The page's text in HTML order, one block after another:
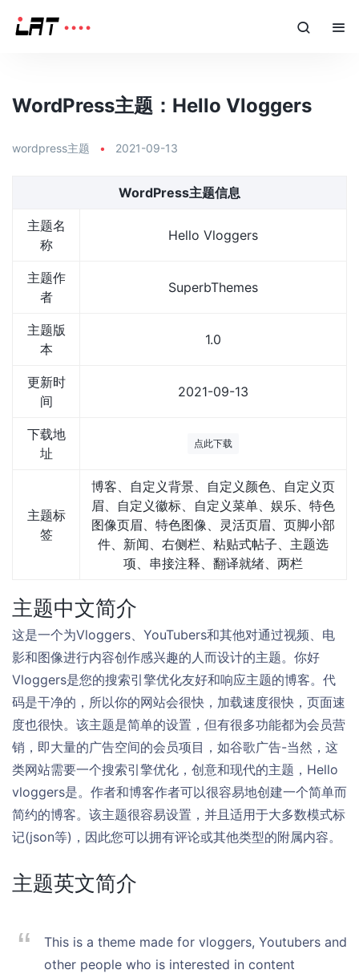
WordPress主题：Hello Vloggers
wordpress主题 • 2021-09-13
WordPress主题信息
主题名
称
Hello Vloggers
主题作
者
SuperbThemes
主题版
本
1.0
更新时
间
2021-09-13
下载地
址
点此下载
主题标
签
博客、自定义背景、自定义颜色、自定义页
眉、自定义徽标、自定义菜单、娱乐、特色
图像页眉、特色图像、灵活页眉、页脚小部
件、新闻、右侧栏、粘贴式帖子、主题选
项、串接注释、翻译就绪、两栏
主题中文简介
这是一个为Vloggers、YouTubers和其他对通过视频、电
影和图像进行内容创作感兴趣的人而设计的主题。你好
Vloggers是您的搜索引擎优化友好和响应主题的博客。代
码是干净的，所以你的网站会很快，加载速度很快，页面速
度也很快。该主题是简单的设置，但有很多功能都为会员营
销，即大量的广告空间的会员项目，如谷歌广告-当然，这
类网站需要一个搜索引擎优化，创意和现代的主题，Hello
vloggers是。作者和博客作者可以很容易地创建一个简单而
简约的博客。该主题很容易设置，并且适用于大多数模式标
记(json等)，因此您可以拥有评论或其他类型的附属内容。
主题英文简介
This is a theme made for vloggers, Youtubers and
other people who is interested in content